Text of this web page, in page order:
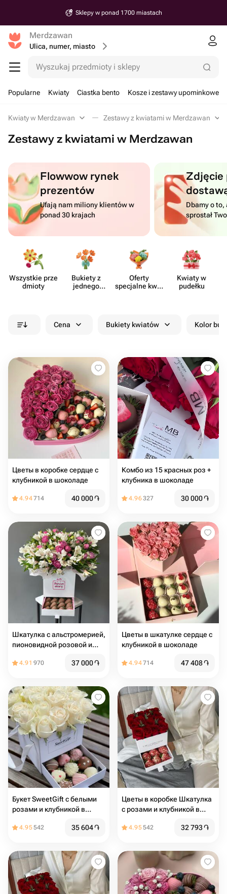
Sklepy w ponad 1700 miastach
Merdzawan
Ulica, numer, miasto
Wyszukaj przedmioty i sklepy
Popularne Kwiaty Ciastka bento Kosze i zestawy upominkowe
Kwiaty w Merdzawan Zestawy z kwiatami w Merdzawan
Zestawy z kwiatami w Merdzawan
Flowwow rynek
prezentów
Ufają nam miliony klientów w
ponad 30 krajach
Dbamy o to,
sprostał
Wszystkie prze​
dmioty
Bukiety z
jednego
Oferty
specjalne kwia​
Kwiaty w
pudełku
Cena Bukiety kwiatów Kolor
Цветы в коробке сердце с
клубникой в шоколаде
4.94714 40 000֏
Комбо из 15 красных роз +
клубника в шоколаде
4.96327 30 000֏
Шкатулка с альстромерией,
пионовидной розовой и
шоколаде
4.91 970 37 000֏
Цветы в шкатулке сердце с
клубникой в шоколаде
4.94714 47 408֏
Букет SweetGift с белыми
розами и клубникой в
4.95542 35 604֏
Цветы в коробке Шкатулка
с розами и клубникой в
4.95542 32 793֏